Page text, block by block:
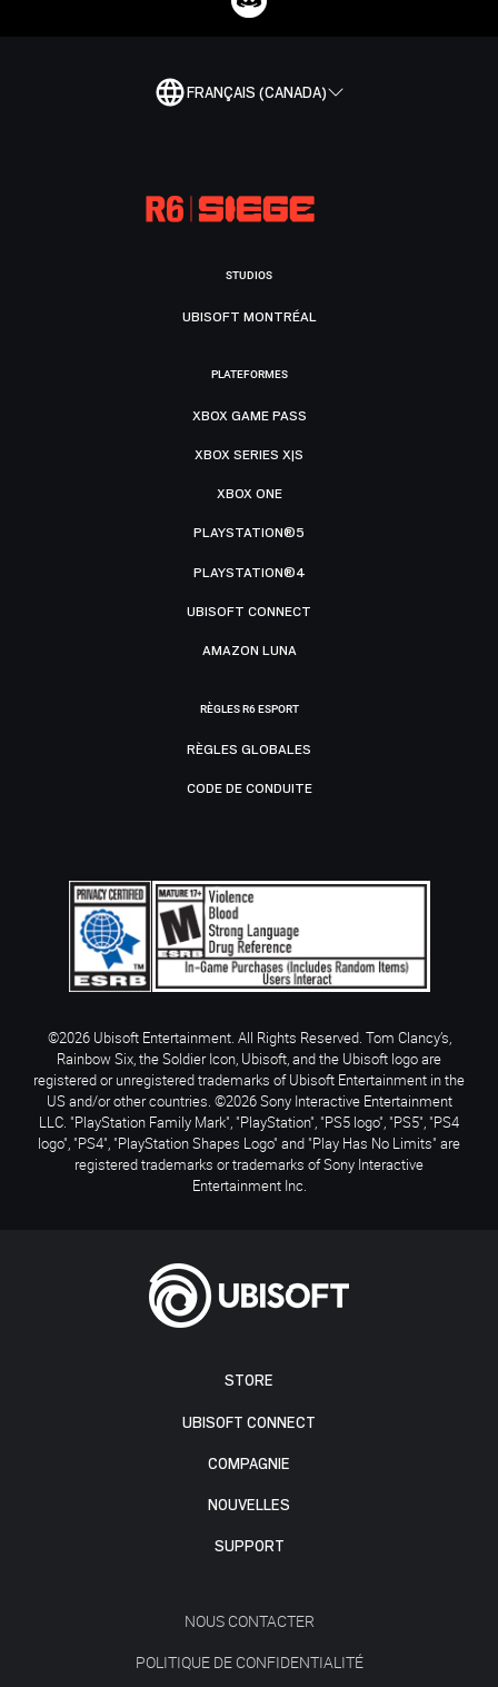
FRANÇAIS (CANADA)
STORE
UBISOFT CONNECT
COMPAGNIE
NOUVELLES
SUPPORT
NOUS CONTACTER
POLITIQUE DE CONFIDENTIALITÉ
STUDIOS
UBISOFT MONTRÉAL
PLATEFORMES
XBOX GAME PASS
XBOX SERIES X|S
XBOX ONE
PLAYSTATION®5
PLAYSTATION®4
UBISOFT CONNECT
AMAZON LUNA
RÈGLES R6 ESPORT
RÈGLES GLOBALES
CODE DE CONDUITE
©2026 Ubisoft Entertainment. All Rights Reserved. Tom Clancy’s,
Rainbow Six, the Soldier Icon, Ubisoft, and the Ubisoft logo are
registered or unregistered trademarks of Ubisoft Entertainment in the
US and/or other countries. ©2026 Sony Interactive Entertainment
LLC. "PlayStation Family Mark", "PlayStation", "PS5 logo", "PS5", "PS4
logo", "PS4", "PlayStation Shapes Logo" and "Play Has No Limits" are
registered trademarks or trademarks of Sony Interactive
Entertainment Inc.